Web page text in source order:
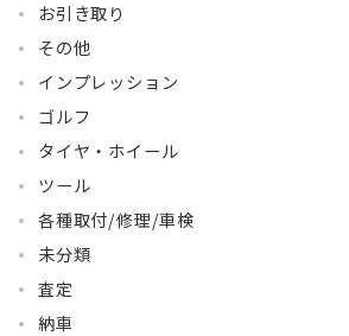
お引き取り
その他
インプレッション
ゴルフ
タイヤ・ホイール
ツール
各種取付/修理/車検
未分類
査定
納車